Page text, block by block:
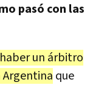
pasó con las
un árbitro
Argentina que